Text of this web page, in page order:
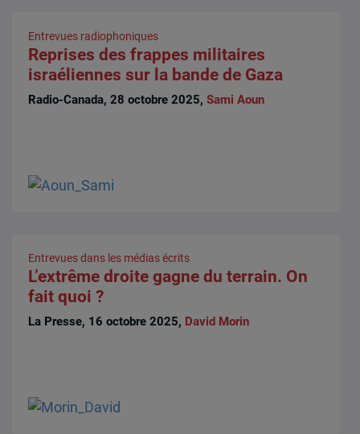
Entrevues radiophoniques
Reprises des frappes militaires
israéliennes sur la bande de Gaza
Radio-Canada, 28 octobre 2025,Sami Aoun
Entrevues dans les médias écrits
L’extrême droite gagne du terrain. On
fait quoi ?
La Presse, 16 octobre 2025, David Morin